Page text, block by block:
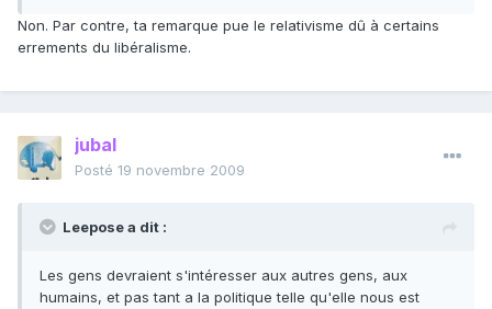
Non. Par contre, ta remarque pue le relativisme dû à certains
errements du libéralisme.
jubal
Posté 19 novembre 2009
Leepose a dit :
Les gens devraient s'intéresser aux autres gens, aux
humains, et pas tant a la politique telle qu'elle nous est